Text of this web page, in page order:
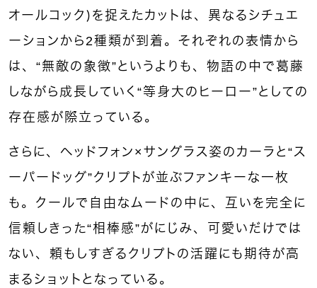
オールコック）を捉えたカットは、異なるシチュエ
ーションから2種類が到着。それぞれの表情から
は、“無敵の象徴”というよりも、物語の中で葛藤
しながら成長していく“等身大のヒーロー”としての
存在感が際立っている。
さらに、ヘッドフォン×サングラス姿のカーラと“ス
ーパードッグ”クリプトが並ぶファンキーな一枚
も。クールで自由なムードの中に、互いを完全に
信頼しきった“相棒感”がにじみ、可愛いだけでは
ない、頼もしすぎるクリプトの活躍にも期待が高
まるショットとなっている。